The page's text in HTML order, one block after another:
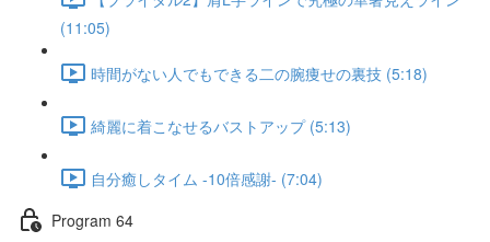
(11:05)
時間がない人でもできる二の腕痩せの裏技 (5:18)
綺麗に着こなせるバストアップ (5:13)
自分癒しタイム -10倍感謝- (7:04)
Program 64